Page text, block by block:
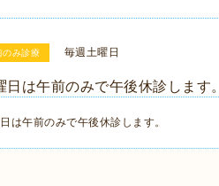
のみ診療 毎週土曜日
日は午前のみで午後休診します。
は午前のみで午後休診します。